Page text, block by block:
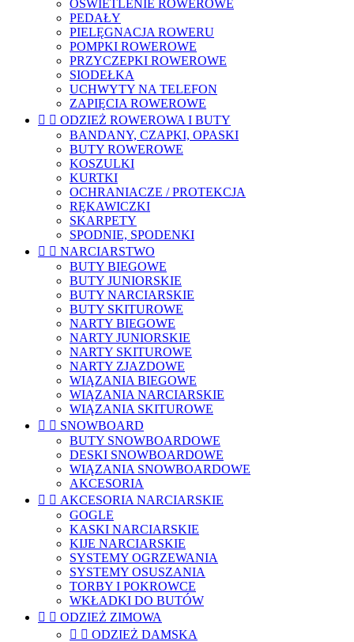
OŚWIETLENIE ROWEROWE
PEDAŁY
PIELĘGNACJA ROWERU
POMPKI ROWEROWE
PRZYCZEPKI ROWEROWE
SIODEŁKA
UCHWYTY NA TELEFON
ZAPIĘCIA ROWEROWE
  ODZIEŻ ROWEROWA I BUTY
BANDANY, CZAPKI, OPASKI
BUTY ROWEROWE
KOSZULKI
KURTKI
OCHRANIACZE / PROTEKCJA
RĘKAWICZKI
SKARPETY
SPODNIE, SPODENKI
  NARCIARSTWO
BUTY BIEGOWE
BUTY JUNIORSKIE
BUTY NARCIARSKIE
BUTY SKITUROWE
NARTY BIEGOWE
NARTY JUNIORSKIE
NARTY SKITUROWE
NARTY ZJAZDOWE
WIĄZANIA BIEGOWE
WIĄZANIA NARCIARSKIE
WIĄZANIA SKITUROWE
  SNOWBOARD
BUTY SNOWBOARDOWE
DESKI SNOWBOARDOWE
WIĄZANIA SNOWBOARDOWE
AKCESORIA
  AKCESORIA NARCIARSKIE
GOGLE
KASKI NARCIARSKIE
KIJE NARCIARSKIE
SYSTEMY OGRZEWANIA
SYSTEMY OSUSZANIA
TORBY I POKROWCE
WKŁADKI DO BUTÓW
  ODZIEŻ ZIMOWA
  ODZIEŻ DAMSKA